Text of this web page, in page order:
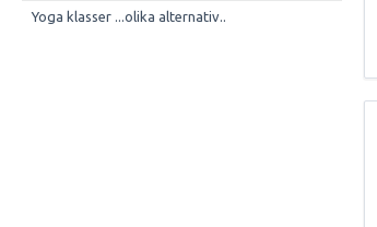
Yoga klasser ...olika alternativ..